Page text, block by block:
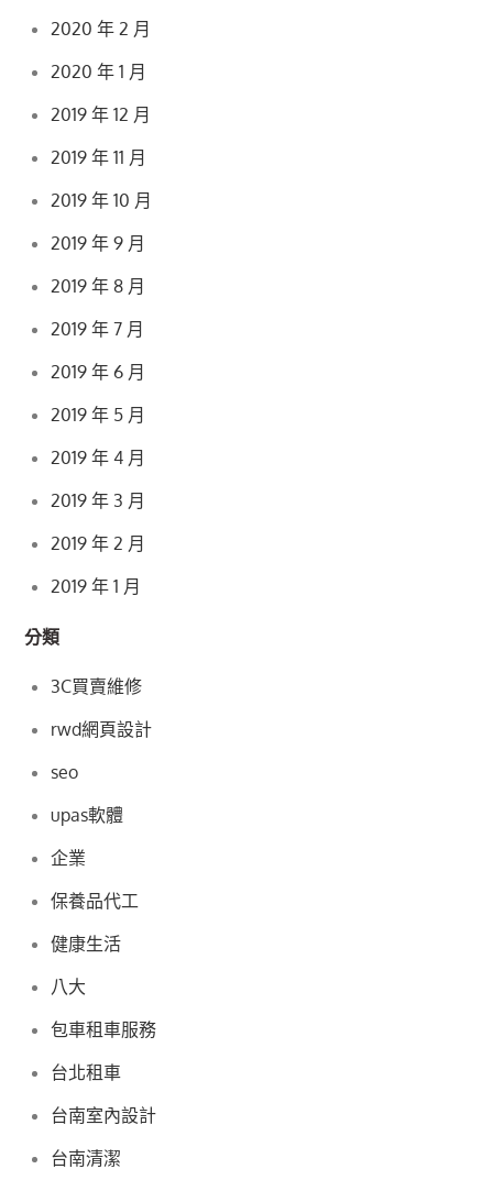
2020 年 2 月
2020 年 1 月
2019 年 12 月
2019 年 11 月
2019 年 10 月
2019 年 9 月
2019 年 8 月
2019 年 7 月
2019 年 6 月
2019 年 5 月
2019 年 4 月
2019 年 3 月
2019 年 2 月
2019 年 1 月
分類
3C買賣維修
rwd網頁設計
seo
upas軟體
企業
保養品代工
健康生活
八大
包車租車服務
台北租車
台南室內設計
台南清潔